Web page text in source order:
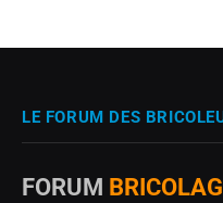
LE FORUM DES
FORUM